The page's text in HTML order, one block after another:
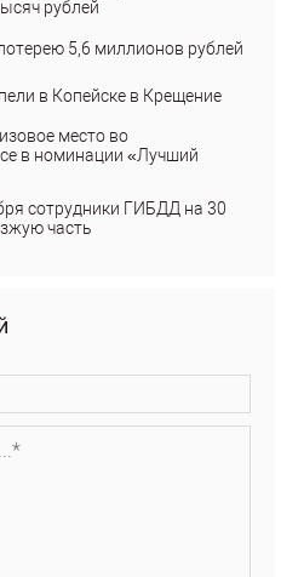
рублей
5,6 миллионов рублей
в Копейске в Крещение
место во
в номинации «Лучший
сотрудники ГИБДД на 30
часть